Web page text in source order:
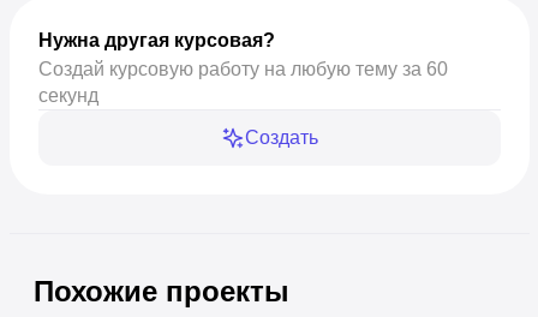
Нужна другая курсовая?
Создай курсовую работу на любую тему за 60
секунд
Создать
Похожие проекты